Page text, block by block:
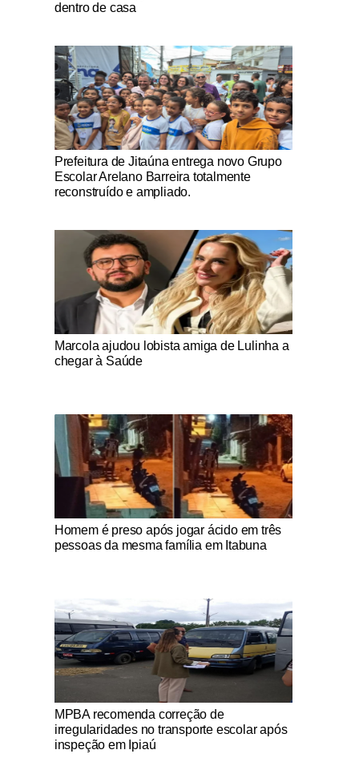
dentro de casa
Notícias Católicas
Prefeitura de Jitaúna entrega novo Grupo
Escolar Arelano Barreira totalmente
reconstruído e ampliado.
Notícias Católicas
Marcola ajudou lobista amiga de Lulinha a
chegar à Saúde
Notícias Católicas
Homem é preso após jogar ácido em três
pessoas da mesma família em Itabuna
Notícias Católicas
MPBA recomenda correção de
irregularidades no transporte escolar após
inspeção em Ipiaú